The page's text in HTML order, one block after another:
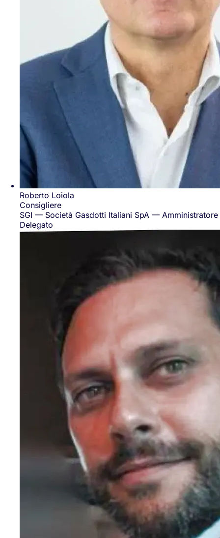
Roberto Loiola
Consigliere
SGI — Società Gasdotti Italiani SpA — Amministratore
Delegato